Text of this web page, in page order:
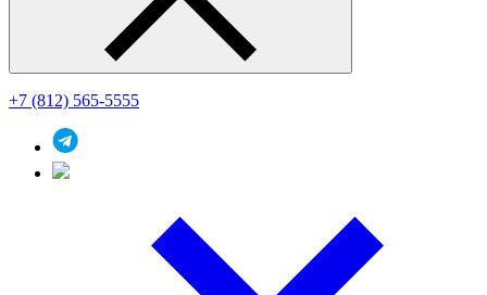
+7 (812) 565-5555